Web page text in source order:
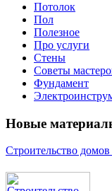
Потолок
Пол
Полезное
Про услуги
Стены
Советы
Фундамент
Новые
Строительство